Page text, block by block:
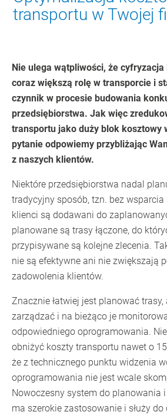
transportu w Twojej
Nie ulega wątpliwości, że
coraz większą rolę w transporcie i
czynnik w procesie budowania
przedsiębiorstwa. Jak więc
transportu jako duży blok kosztowy
pytanie odpowiemy przybliżając
z naszych klientów.
Niektóre przedsiębiorstwa nadal
tradycyjny sposób, tzn. bez wsparcia
klienci są dodawani do
planowane są trasy łączone, do
przypisywane są kolejne zlecenia.
nie są efektywne ani nie zwiększają
zadowolenia klientów.
Znacznie łatwiej jest planować trasy,
zarządzać i na bieżąco je
odpowiedniego oprogramowania.
obniżyć koszty transportu nawet o
że z technicznego punktu widzenia
oprogramowania nie jest wcale
Nowoczesny system do planowania
ma szerokie zastosowanie i służy